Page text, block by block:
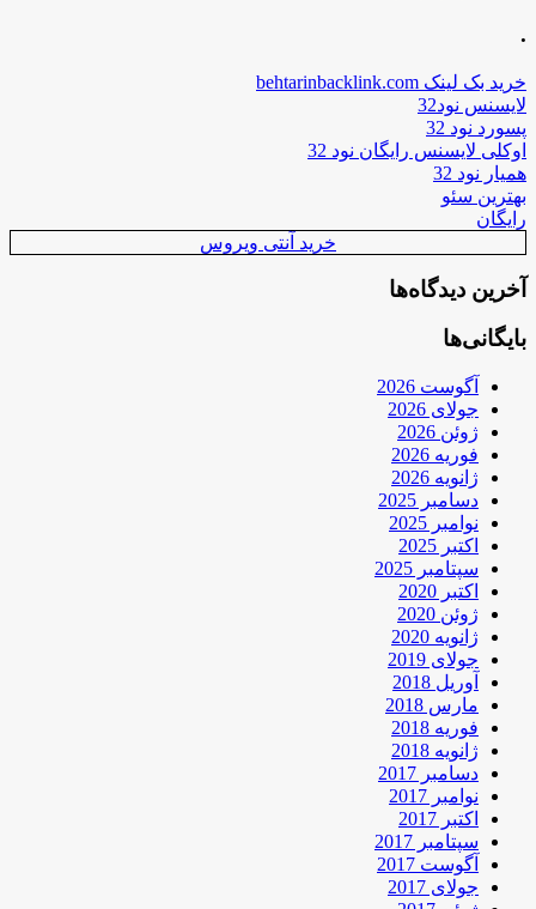
.
خرید بک لینک behtarinbacklink.com
لایسنس نود32
پسورد نود 32
اوکلی لایسنس رایگان نود 32
همیار نود 32
بهترین سئو
رایگان
خرید آنتی ویروس
آخرین دیدگاه‌ها
بایگانی‌ها
آگوست 2026
جولای 2026
ژوئن 2026
فوریه 2026
ژانویه 2026
دسامبر 2025
نوامبر 2025
اکتبر 2025
سپتامبر 2025
اکتبر 2020
ژوئن 2020
ژانویه 2020
جولای 2019
آوریل 2018
مارس 2018
فوریه 2018
ژانویه 2018
دسامبر 2017
نوامبر 2017
اکتبر 2017
سپتامبر 2017
آگوست 2017
جولای 2017